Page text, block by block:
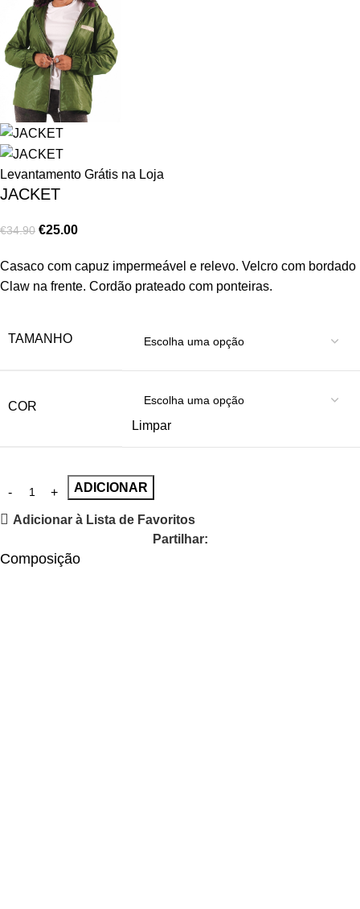
Levantamento Grátis na Loja
JACKET
€34.90 €25.00
Casaco com capuz impermeável e relevo. Velcro com bordado
Claw na frente. Cordão prateado com ponteiras.
TAMANHO
COR
Limpar
ADICIONAR
Adicionar à Lista de Favoritos
Partilhar:
Composição